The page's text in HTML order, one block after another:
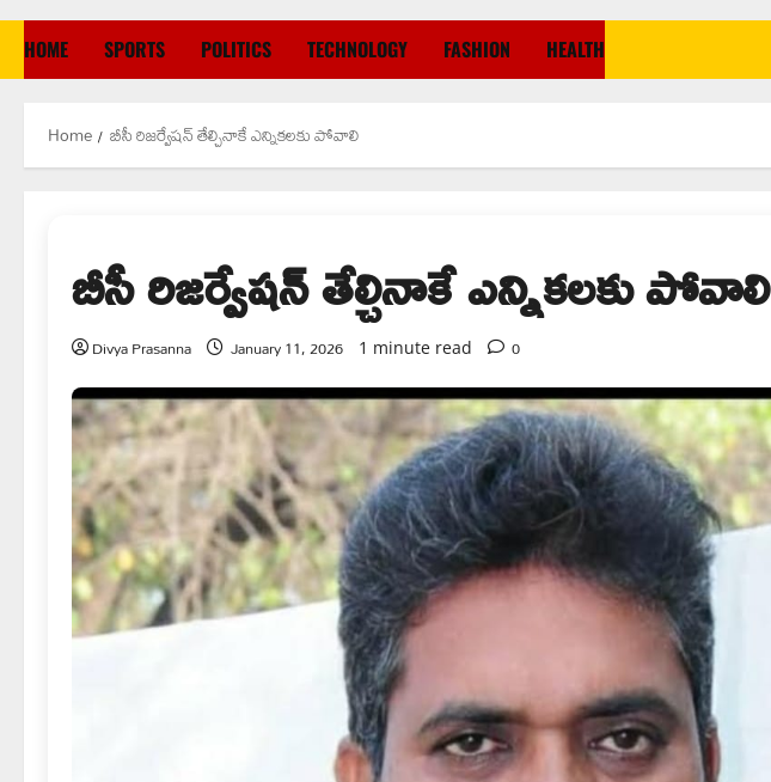
HOME SPORTS POLITICS TECHNOLOGY FASHION HEALTH
Home బీసీ రిజర్వేషన్ తేల్చినాకే ఎన్నికలకు పోవాలి
బీసీ రిజర్వేషన్ తేల్చినాకే ఎన్నికలకు పోవాలి
Divya Prasanna January 11, 2026 1 minute read 0